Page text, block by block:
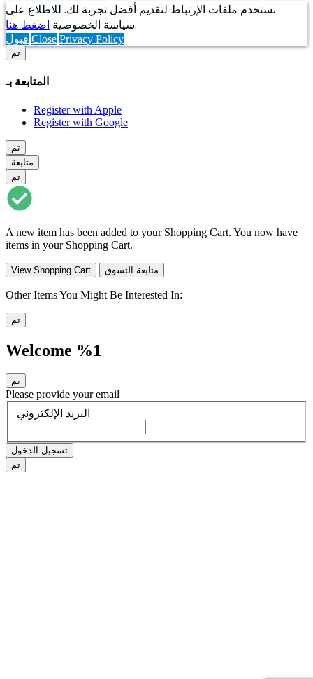
نستخدم ملفات الإرتباط لتقديم أفضل تجربة لك. للاطلاع على
سياسة الخصوصية اضغط هنا .
قبول Close Privacy Policy
تم
المتابعة بـ
Register with Apple
Register with Google
تم
متابعة
تم
A new item has been added to your Shopping Cart. You now have
items in your Shopping Cart.
View Shopping Cart متابعة التسوق
Other Items You Might Be Interested In:
تم
Welcome %1
تم
Please provide your email
البريد الإلكتروني
تسجيل الدخول
تم